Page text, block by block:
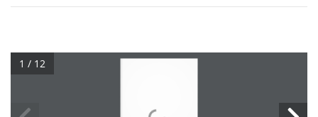
1 / 12